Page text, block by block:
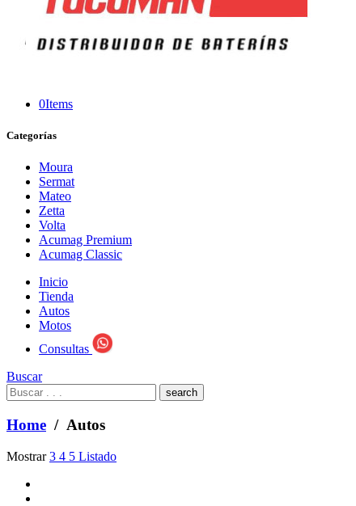
0Items
Categorías
Moura
Sermat
Mateo
Zetta
Volta
Acumag Premium
Acumag Classic
Inicio
Tienda
Autos
Motos
Consultas
Buscar
What
are
you
looking
Home / Autos
Mostrar3 4 5 Listado